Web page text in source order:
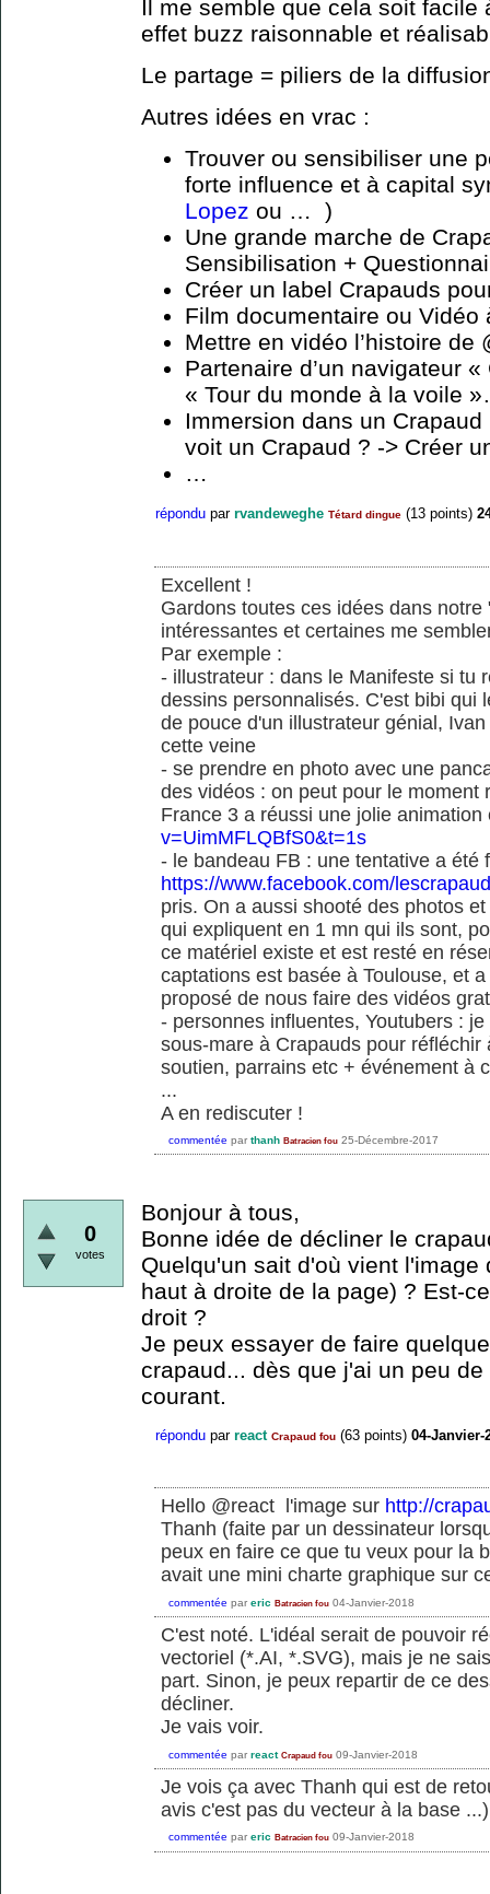
Il me semble que cela soit
effet buzz raisonnable et
Le partage = piliers de la
Autres idées en vrac :
Trouver ou sensibiliser une
forte influence et à capital
Lopez ou … )
Une grande marche de
Sensibilisation +
Créer un label Crapauds
Film documentaire ou Vidéo
Mettre en vidéo l’histoire de
Partenaire d’un navigateur
« Tour du monde à la voile
Immersion dans un
voit un Crapaud ? -> Créer
répondu par rvandeweghe Tétard dingue (13 points)
Excellent !
Gardons toutes ces idées dans
intéressantes et certaines me
Par exemple :
- illustrateur : dans le Manifeste si tu
dessins personnalisés. C'est bibi qui
de pouce d'un illustrateur génial,
cette veine
- se prendre en photo avec une
des vidéos : on peut pour le moment
France 3 a réussi une jolie
v=UimMFLQBfS0&t=1s
- le bandeau FB : une tentative a été
https://www.facebook.com/
pris. On a aussi shooté des photos
qui expliquent en 1 mn qui ils sont,
ce matériel existe et est resté en
captations est basée à Toulouse, et
proposé de nous faire des vidéos
- personnes influentes, Youtubers :
sous-mare à Crapauds pour
soutien, parrains etc + événement à
...
A en rediscuter !
commentée par thanh Batracien fou 25-Décembre-2017
0
votes
Bonjour à tous,
Bonne idée de décliner le
Quelqu'un sait d'où vient
haut à droite de la page) ? Est-
droit ?
Je peux essayer de faire
crapaud... dès que j'ai un peu
courant.
répondu par react Crapaud fou (63 points) 04-Janvier-
Hello @react l'image sur http://
Thanh (faite par un dessinateur
peux en faire ce que tu veux pour la
avait une mini charte graphique sur
commentée par eric Batracien fou 04-Janvier-2018
C'est noté. L'idéal serait de pouvoir
vectoriel (*.AI, *.SVG), mais je ne
part. Sinon, je peux repartir de ce
décliner.
Je vais voir.
commentée par react Crapaud fou 09-Janvier-2018
Je vois ça avec Thanh qui est de
avis c'est pas du vecteur à la base ...)
commentée par eric Batracien fou 09-Janvier-2018